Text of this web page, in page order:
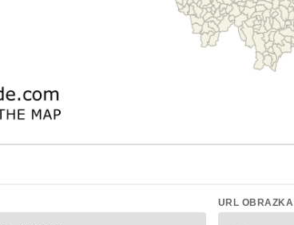
URL OBRAZKA